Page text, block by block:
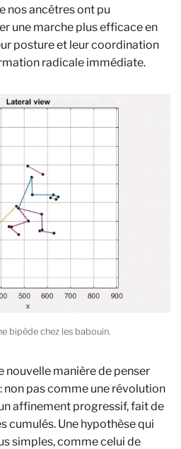
nos ancêtres ont pu
une marche plus efficace en
posture et leur coordination
radicale immédiate.
bipède chez les babouin.
nouvelle manière de penser
non pas comme une révolution
affinement progressif, fait de
cumulés. Une hypothèse qui
simples, comme celui de